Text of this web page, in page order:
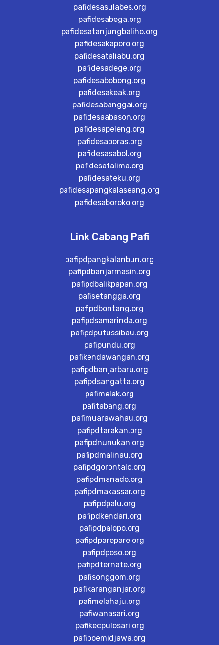
pafidesasulabes.org
pafidesabega.org
pafidesatanjungbaliho.org
pafidesakaporo.org
pafidesataliabu.org
pafidesadege.org
pafidesabobong.org
pafidesakeak.org
pafidesabanggai.org
pafidesaabason.org
pafidesapeleng.org
pafidesaboras.org
pafidesasabol.org
pafidesatalima.org
pafidesateku.org
pafidesapangkalaseang.org
pafidesaboroko.org
Link Cabang Pafi
pafipdpangkalanbun.org
pafipdbanjarmasin.org
pafipdbalikpapan.org
pafisetangga.org
pafipdbontang.org
pafipdsamarinda.org
pafipdputussibau.org
pafipundu.org
pafikendawangan.org
pafipdbanjarbaru.org
pafipdsangatta.org
pafimelak.org
pafitabang.org
pafimuarawahau.org
pafipdtarakan.org
pafipdnunukan.org
pafipdmalinau.org
pafipdgorontalo.org
pafipdmanado.org
pafipdmakassar.org
pafipdpalu.org
pafipdkendari.org
pafipdpalopo.org
pafipdparepare.org
pafipdposo.org
pafipdternate.org
pafisonggom.org
pafikaranganjar.org
pafimelahaju.org
pafiwanasari.org
pafikecpulosari.org
pafiboemidjawa.org